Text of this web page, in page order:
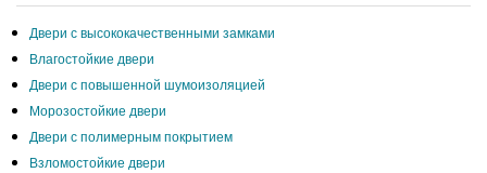
Двери с высококачественными замками
Влагостойкие двери
Двери с повышенной шумоизоляцией
Морозостойкие двери
Двери с полимерным покрытием
Взломостойкие двери